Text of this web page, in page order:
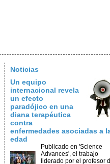
Noticias
Un equipo
internacional revela
un efecto
paradójico en una
diana terapéutica
contra
enfermedades asociadas a
edad
Publicado en 'Science
Advances', el trabajo
liderado por el profesor